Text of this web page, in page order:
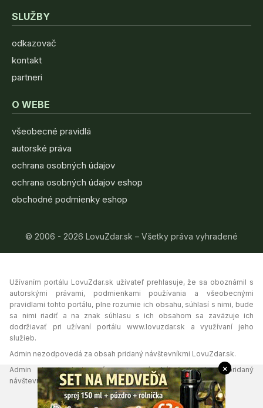
SLUŽBY
odkazovač
kontakt
partneri
O WEBE
všeobecné pravidlá
autorské práva
ochrana osobných údajov
ochrana osobných údajov eshop
obchodné podmienky eshop
© 2006 - 2026 LovuZdar.sk – Všetky práva vyhradené
Užívaním portálu LovuZdar.sk užívateľ prehlasuje, že sa oboznámil s
autorskými právami, podmienkami používania a všeobecnými
pravidlami tohto portálu, plne rozumie ich obsahu, súhlasí s nimi, bude
sa nimi riadiť a na znak súhlasu s ich obsahom sa zaväzuje ich
dodržiavať pri užívaní portálu www.lovuzdar.sk a využívaní jeho
služieb.
Admin nezodpovedá za obsah pridaný návštevníkmi LovuZdar.sk.
Admin si vyhradzuje právo vymazať akýkoľvek obsah pridaný
návštevníkmi portálu, ak tak uzná za vhodné.
×